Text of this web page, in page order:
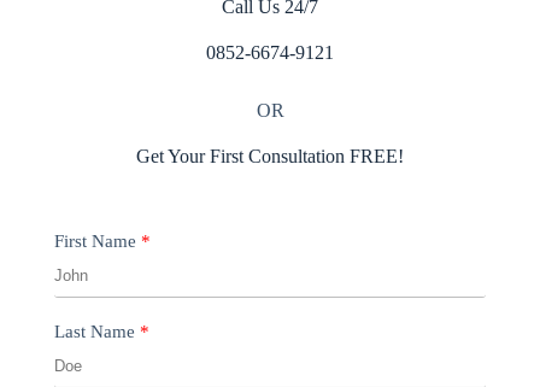
Call Us 24/7
0852-6674-9121
OR
Get Your First Consultation FREE!
First Name
Last Name